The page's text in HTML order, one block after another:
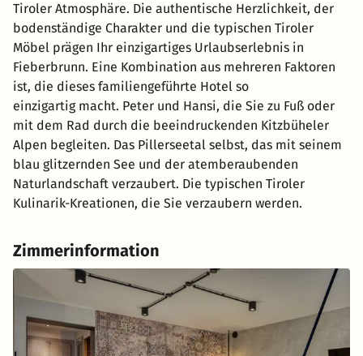
Tiroler Atmosphäre. Die authentische Herzlichkeit, der
bodenständige Charakter und die typischen Tiroler
Möbel prägen Ihr einzigartiges Urlaubserlebnis in
Fieberbrunn. Eine Kombination aus mehreren Faktoren
ist, die dieses familiengeführte Hotel so
einzigartig macht. Peter und Hansi, die Sie zu Fuß oder
mit dem Rad durch die beeindruckenden Kitzbüheler
Alpen begleiten. Das Pillerseetal selbst, das mit seinem
blau glitzernden See und der atemberaubenden
Naturlandschaft verzaubert. Die typischen Tiroler
Kulinarik-Kreationen, die Sie verzaubern werden.
Zimmerinformation